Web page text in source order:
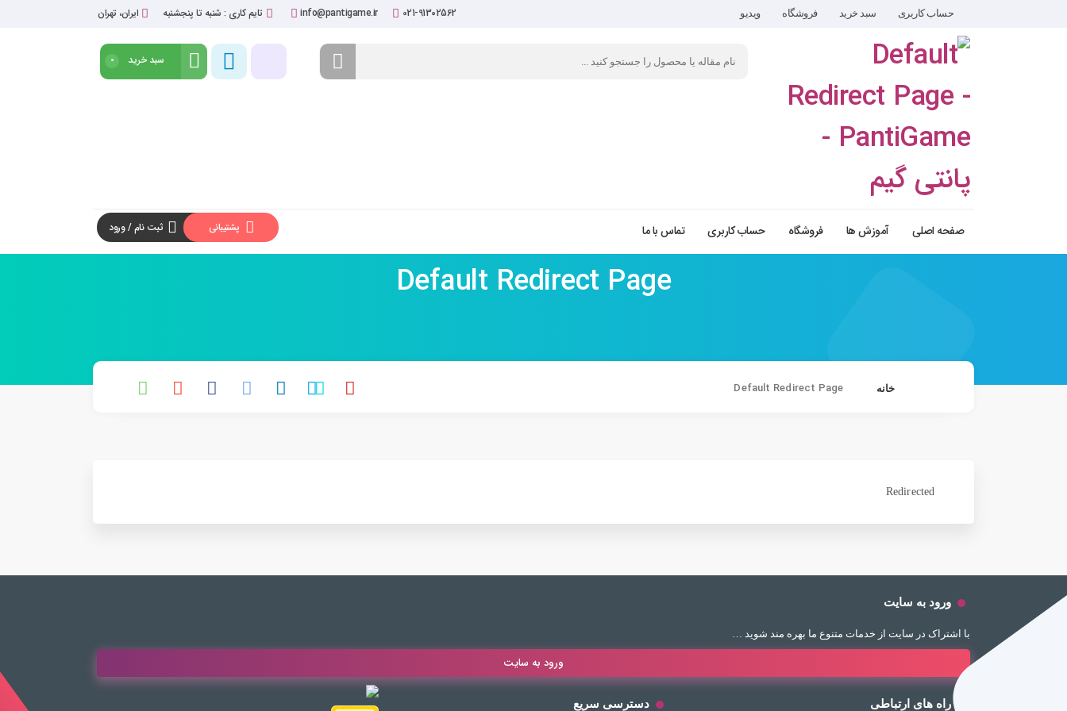
حساب کاربری سبد خرید فروشگاه ویدیو 021-91302562
info@pantigame.ir تایم کاری : شنبه تا پنجشنبه ایران، تهران
سبد خرید 0
صفحه اصلی آموزش ها فروشگاه حساب کاربری تماس با ما پشتیبانی ثبت نام / ورود
Default Redirect Page
خانه Default Redirect Page
Redirected
ورود به سایت
با اشتراک در سایت از خدمات متنوع ما بهره مند شوید …
ورود به سایت
راه های ارتباطی دسترسی سریع